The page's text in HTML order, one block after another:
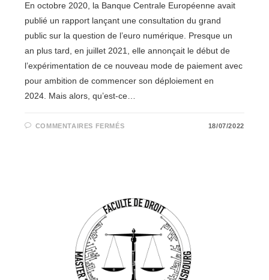
En octobre 2020, la Banque Centrale Européenne avait
publié un rapport lançant une consultation du grand
public sur la question de l’euro numérique. Presque un
an plus tard, en juillet 2021, elle annonçait le début de
l’expérimentation de ce nouveau mode de paiement avec
pour ambition de commencer son déploiement en
2024. Mais alors, qu’est-ce…
COMMENTAIRES FERMÉSSUR
LA
SOUVERAINETÉ
ÉCONOMIQUE
FINANCIÈRE
DE
L’UNION
EUROPÉENNE
18/07/2022